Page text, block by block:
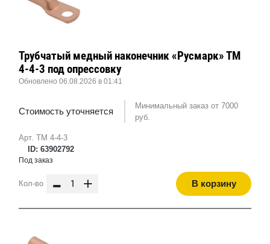
Арт. ТМ 4-4-3
ID: 63902792
Трубчатый медный наконечник «Русмарк» ТМ
4-4-3 под опрессовку
Обновлено 06.08.2026 в 01:41
Стоимость уточняется
Минимальный заказ от 7000
руб.
Под заказ
Кол-во - + В корзину